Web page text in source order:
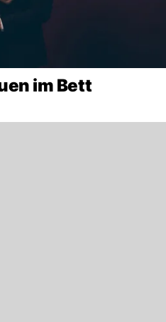
im Bett